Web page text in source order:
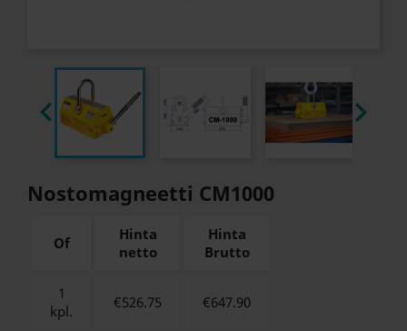
 
Nostomagneetti CM1000
Of
Hinta
netto
Hinta
Brutto
1
kpl.
€526.75 €647.90